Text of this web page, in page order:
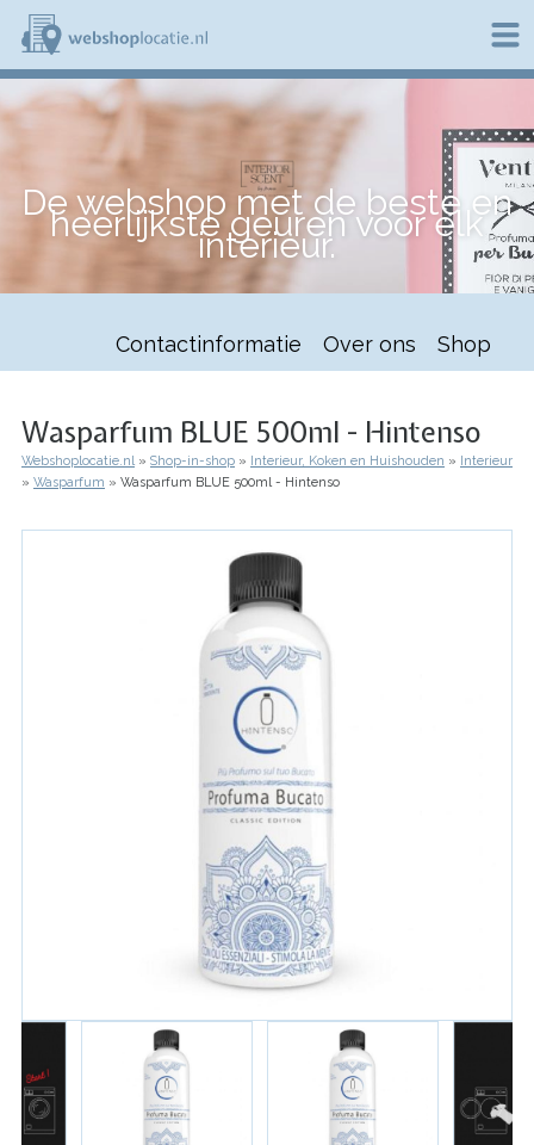
Overslaan
naar
de
inhoud
e
b
o
p
l
De webshop met de beste en
heerlijkste geuren voor elk
interieur.
Contactinformatie Over ons Shop
Wasparfum BLUE 500ml - Hintenso
Kruimelpad
Webshoplocatie.nl Shop-in-shop Interieur, Koken en Huishouden
Interieur
Wasparfum
Wasparfum BLUE 500ml - Hintenso